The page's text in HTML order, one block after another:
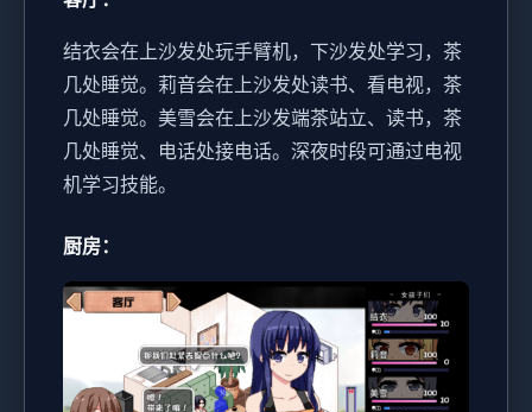
结衣会在上沙发处玩手臂机，下沙发处学习，茶
几处睡觉。 莉音会在上沙发处读书、看电视，茶
几处睡觉。 美雪会在上沙发端茶站立、读书，茶
几处睡觉、电话处接电话。 深夜时段可通过电视
机学习技能。
厨房：